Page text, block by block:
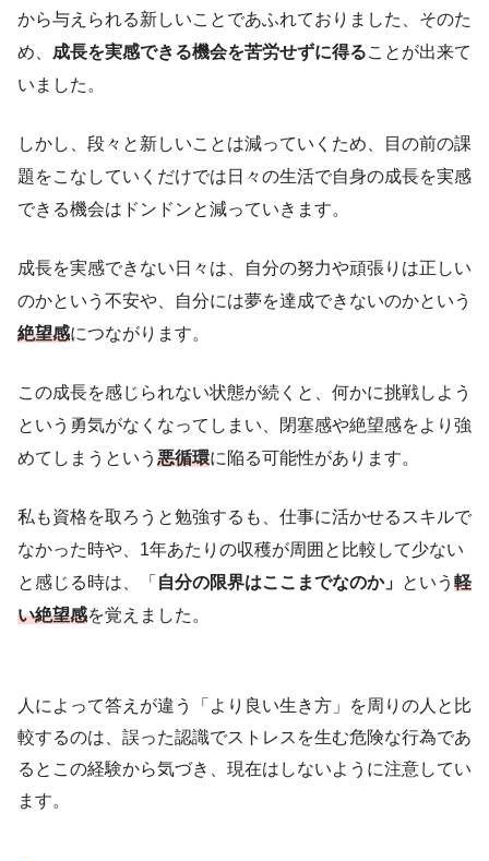
から与えられる新しいことであふれておりました、そのた
め、 成長を実感できる機会を苦労せずに得ることが出来て
いました。
しかし、段々と新しいことは減っていくため、目の前の課
題をこなしていくだけでは日々の生活で自身の成長を実感
できる機会はドンドンと減っていきます。
成長を実感できない日々は、自分の努力や頑張りは正しい
のかという不安や、自分には夢を達成できないのかという
絶望感につながります。
この成長を感じられない状態が続くと、何かに挑戦しよう
という勇気がなくなってしまい、閉塞感や絶望感をより強
めてしまうという 悪循環に陥る可能性があります。
私も資格を取ろうと勉強するも、仕事に活かせるスキルで
なかった時や、1年あたりの収穫が周囲と比較して少ない
と感じる時は、「 自分の限界はここまでなのか」 という 軽
い絶望感を覚えました。
人によって答えが違う「より良い生き方」を周りの人と比
較するのは、誤った認識でストレスを生む危険な行為であ
るとこの経験から気づき、現在はしないように注意してい
ます。